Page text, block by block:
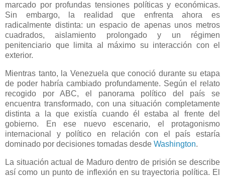
marcado por profundas tensiones políticas y económicas.
Sin embargo, la realidad que enfrenta ahora es
radicalmente distinta: un espacio de apenas unos metros
cuadrados, aislamiento prolongado y un régimen
penitenciario que limita al máximo su interacción con el
exterior.
Mientras tanto, la Venezuela que conoció durante su etapa
de poder habría cambiado profundamente. Según el relato
recogido por ABC, el panorama político del país se
encuentra transformado, con una situación completamente
distinta a la que existía cuando él estaba al frente del
gobierno. En ese nuevo escenario, el protagonismo
internacional y político en relación con el país estaría
dominado por decisiones tomadas desde Washington.
La situación actual de Maduro dentro de prisión se describe
así como un punto de inflexión en su trayectoria política. El